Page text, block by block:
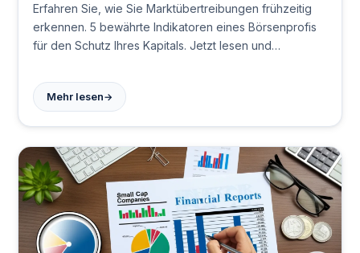
Erfahren Sie, wie Sie Marktübertreibungen frühzeitig
erkennen. 5 bewährte Indikatoren eines Börsenprofis
für den Schutz Ihres Kapitals. Jetzt lesen und
Mehr lesen→